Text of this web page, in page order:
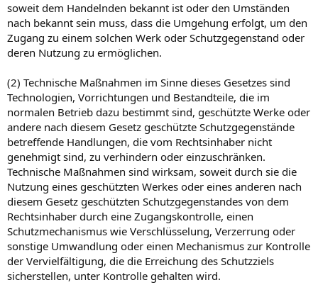
soweit dem Handelnden bekannt ist oder den Umständen
nach bekannt sein muss, dass die Umgehung erfolgt, um den
Zugang zu einem solchen Werk oder Schutzgegenstand oder
deren Nutzung zu ermöglichen.
(2) Technische Maßnahmen im Sinne dieses Gesetzes sind
Technologien, Vorrichtungen und Bestandteile, die im
normalen Betrieb dazu bestimmt sind, geschützte Werke oder
andere nach diesem Gesetz geschützte Schutzgegenstände
betreffende Handlungen, die vom Rechtsinhaber nicht
genehmigt sind, zu verhindern oder einzuschränken.
Technische Maßnahmen sind wirksam, soweit durch sie die
Nutzung eines geschützten Werkes oder eines anderen nach
diesem Gesetz geschützten Schutzgegenstandes von dem
Rechtsinhaber durch eine Zugangskontrolle, einen
Schutzmechanismus wie Verschlüsselung, Verzerrung oder
sonstige Umwandlung oder einen Mechanismus zur Kontrolle
der Vervielfältigung, die die Erreichung des Schutzziels
sicherstellen, unter Kontrolle gehalten wird.